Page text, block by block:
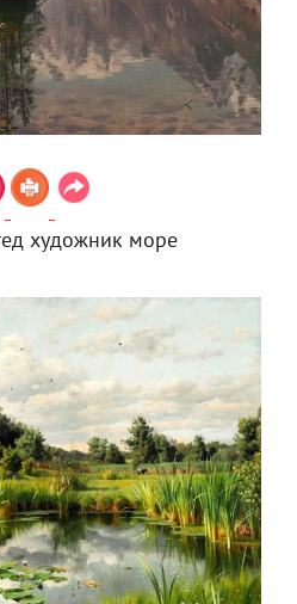
художник море